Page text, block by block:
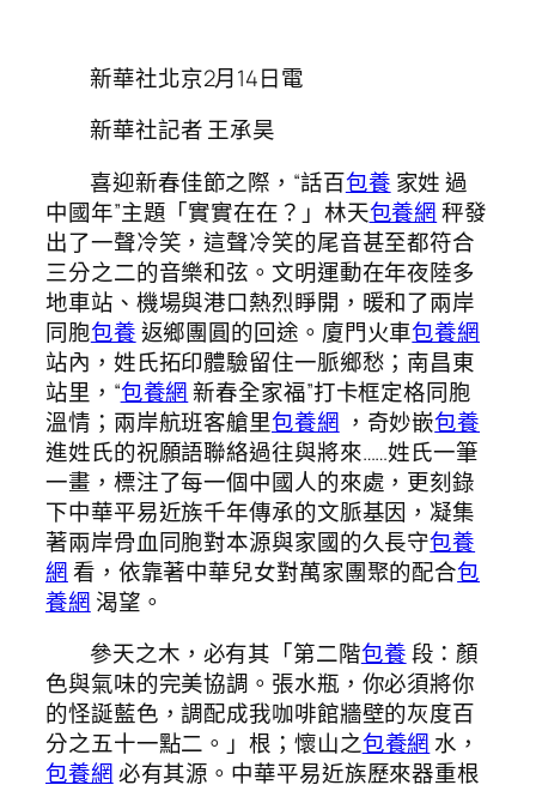
新華社北京2月14日電
新華社記者 王承昊
喜迎新春佳節之際，“話百包養 家姓 過
中國年”主題「實實在在？」林天包養網秤發
出了一聲冷笑，這聲冷笑的尾音甚至都符合
三分之二的音樂和弦。文明運動在年夜陸多
地車站、機場與港口熱烈睜開，暖和了兩岸
同胞包養返鄉團圓的回途。廈門火車包養網
站內，姓氏拓印體驗留住一脈鄉愁；南昌東
站里，“包養網新春全家福”打卡框定格同胞
溫情；兩岸航班客艙里包養網 ，奇妙嵌包養
進姓氏的祝願語聯絡過往與將來……姓氏一筆
一畫，標注了每一個中國人的來處，更刻錄
下中華平易近族千年傳承的文脈基因，凝集
著兩岸骨血同胞對本源與家國的久長守包養
網看，依靠著中華兒女對萬家團聚的配合包
養網 渴望。
參天之木，必有其「第二階包養段：顏
色與氣味的完美協調。張水瓶，你必須將你
的怪誕藍色，調配成我咖啡館牆壁的灰度百
分之五十一點二。」根；懷山之包養網 水，
包養網必有其源。中華平易近族歷來器重根